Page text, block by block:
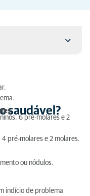
o seu gato tem
saudável?
:
6 pré-molares e 2
pré-molares e 2 molares.
ou nódulos.
indício de problema